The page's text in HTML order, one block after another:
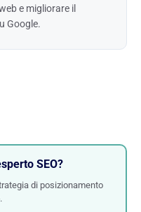
e migliorare il
Google.
SEO?
di posizionamento